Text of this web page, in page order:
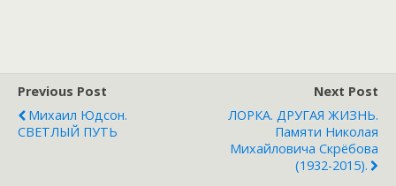
Previous Post
Михаил Юдсон.
СВЕТЛЫЙ ПУТЬ
Next Post
ЛОРКА. ДРУГАЯ ЖИЗНЬ.
Памяти Николая
Михайловича Скрёбова
(1932-2015).